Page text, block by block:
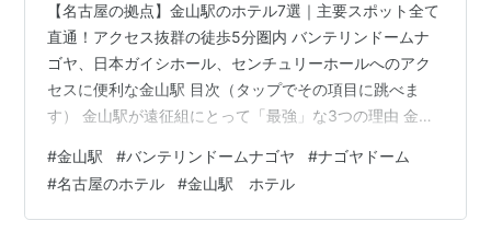
【名古屋の拠点】金山駅のホテル7選｜主要スポット全て
直通！アクセス抜群の徒歩5分圏内 バンテリンドームナ
ゴヤ、日本ガイシホール、センチュリーホールへのアク
セスに便利な金山駅 目次（タップでその項目に跳べま
す） 金山駅が遠征組にとって「最強」な3つの理由 金山
ルが徒歩5分圏内 名古屋人的金山駅画像付き詳細解説 金
山駅周辺の飲食店 まとめ 🚅新幹線・飛行機利用なら交通
＋ホテルパックもおすすめ 関連記事 ✅【名古屋人が解
#金山駅 #バンテリンドームナゴヤ #ナゴヤドーム
#名古屋のホテル #金山駅 ホテル